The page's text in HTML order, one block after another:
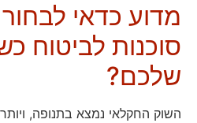
מדוע כדאי לבחור
סוכנות לביטוח
שלכם?
השוק החקלאי נמצא בתנופה,